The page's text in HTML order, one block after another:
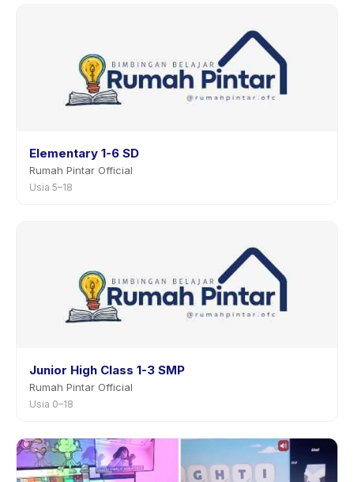
Elementary 1-6 SD
Rumah Pintar Official
Usia 5–18
Junior High Class 1-3 SMP
Rumah Pintar Official
Usia 0–18